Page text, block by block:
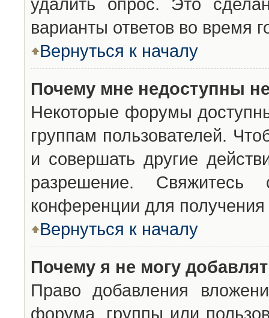
варианты ответов во время
Вернуться к началу
Почему мне недоступны
Некоторые форумы
группам пользователей.
и совершать другие
разрешение. Свяжитесь
конференции для получения
Вернуться к началу
Почему я не могу
Право добавления
форума, группы или